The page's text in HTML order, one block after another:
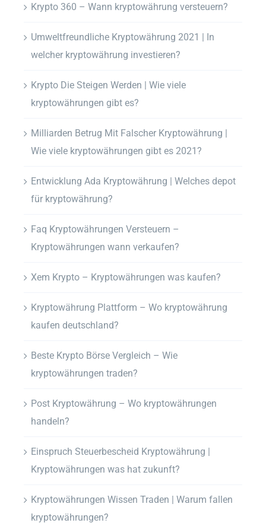
Krypto 360 – Wann kryptowährung versteuern?
Umweltfreundliche Kryptowährung 2021 | In
welcher kryptowährung investieren?
Krypto Die Steigen Werden | Wie viele
kryptowährungen gibt es?
Milliarden Betrug Mit Falscher Kryptowährung |
Wie viele kryptowährungen gibt es 2021?
Entwicklung Ada Kryptowährung | Welches depot
für kryptowährung?
Faq Kryptowährungen Versteuern –
Kryptowährungen wann verkaufen?
Xem Krypto – Kryptowährungen was kaufen?
Kryptowährung Plattform – Wo kryptowährung
kaufen deutschland?
Beste Krypto Börse Vergleich – Wie
kryptowährungen traden?
Post Kryptowährung – Wo kryptowährungen
handeln?
Einspruch Steuerbescheid Kryptowährung |
Kryptowährungen was hat zukunft?
Kryptowährungen Wissen Traden | Warum fallen
kryptowährungen?